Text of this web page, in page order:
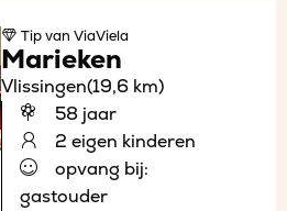
Tipvan ViaViela
Marieken
Vlissingen(19,6 km)
58 jaar
2 eigen kinderen
opvang bij:
gastouder